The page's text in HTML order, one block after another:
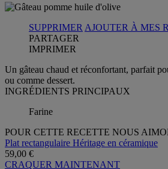
SUPPRIMER AJOUTER À MES
PARTAGER
IMPRIMER
Un gâteau chaud et réconfortant, parfait
ou comme dessert.
INGRÉDIENTS PRINCIPAUX
Farine
POUR CETTE RECETTE NOUS
Plat rectangulaire Héritage en céramique
59,00 €
CRAQUER MAINTENANT